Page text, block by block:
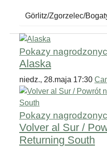
Görlitz/Zgorzelec/
Pokazy
Alaska
niedz., 28.maja 17:30
Pokazy
Volver al Sur /
Returning South